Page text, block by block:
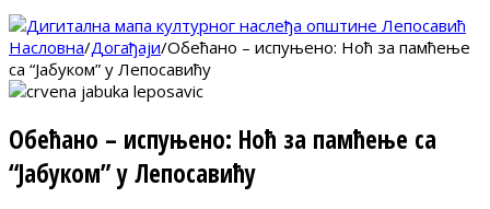
Насловна/Догађаји/Обећано – испуњено: Ноћ за памћење
са “Јабуком” у Лепосавићу
Обећано – испуњено: Ноћ за памћење са
“Јабуком” у Лепосавићу